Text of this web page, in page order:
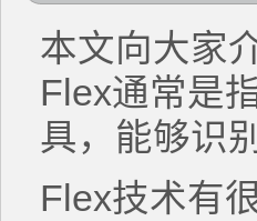
本文向大家
Flex通常是
具，能够识
Flex技术有